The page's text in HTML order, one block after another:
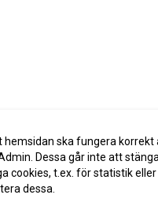
hemsidan ska fungera
Dessa går inte att
cookies, t.ex. för statistik
dessa.